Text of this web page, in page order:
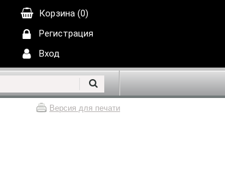
Корзина (0)
Регистрация
Вход
Версия для печати